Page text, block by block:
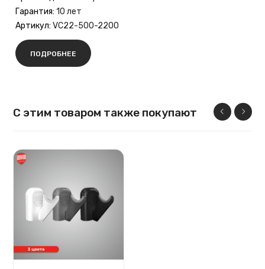
Гарантия: 10 лет
Артикул: VC22-500-2200
ПОДРОБНЕЕ
С этим товаром также покупают